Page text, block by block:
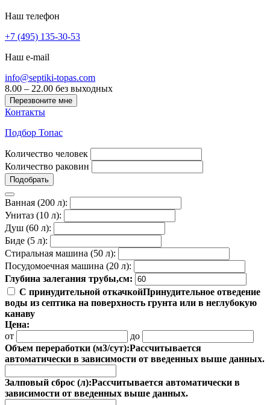
Наш телефон
+7 (495) 135-30-53
Наш e-mail
info@septiki-topas.com
8.00 – 22.00 без выходных
Перезвоните мне
Контакты
Подбор Топас
Количество человек
Количество раковин
Подобрать
Ванная (200 л):
Унитаз (10 л):
Душ (60 л):
Биде (5 л):
Стиральная машина (50 л):
Посудомоечная машина (20 л):
Глубина залегания трубы,см:
С принудительной откачкойПринудительное отведение
воды из септика на поверхность грунта или в неглубокую
канаву
Цена:
от
до
Объем переработки (м3/сут):Рассчитывается
автоматически в зависимости от введенных выше данных.
Залповый сброс (л):Рассчитывается автоматически в
зависимости от введенных выше данных.